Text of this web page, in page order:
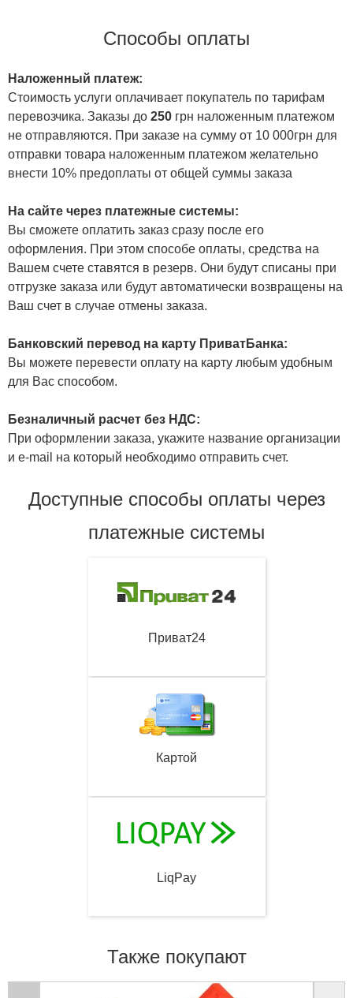
Способы оплаты
Наложенный платеж:
Стоимость услуги оплачивает покупатель по тарифам
перевозчика. Заказы до 250 грн наложенным платежом
не отправляются. При заказе на сумму от 10 000грн для
отправки товара наложенным платежом желательно
внести 10% предоплаты от общей суммы заказа
На сайте через платежные системы:
Вы сможете оплатить заказ сразу после его
оформления. При этом способе оплаты, средства на
Вашем счете ставятся в резерв. Они будут списаны при
отгрузке заказа или будут автоматически возвращены на
Ваш счет в случае отмены заказа.
Банковский перевод на карту ПриватБанка:
Вы можете перевести оплату на карту любым удобным
для Вас способом.
Безналичный расчет без НДС:
При оформлении заказа, укажите название организации
и e-mail на который необходимо отправить счет.
Доступные способы оплаты через
платежные системы
Приват24
Картой
LiqPay
Также покупают